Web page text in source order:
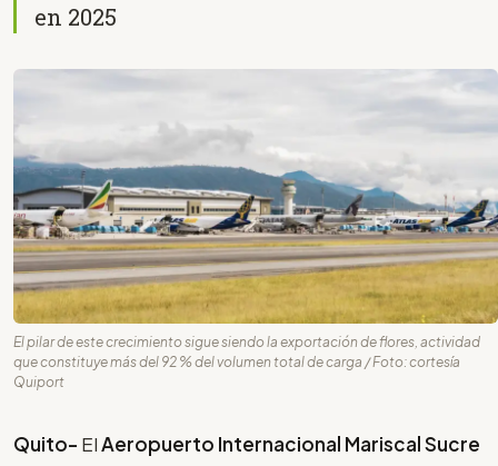
en 2025
El pilar de este crecimiento sigue siendo la exportación de flores, actividad
que constituye más del 92 % del volumen total de carga / Foto: cortesía
Quiport
Quito- ElAeropuerto Internacional Mariscal Sucre